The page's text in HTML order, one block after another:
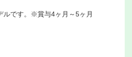
ルです。※賞与4ヶ月～5ヶ月